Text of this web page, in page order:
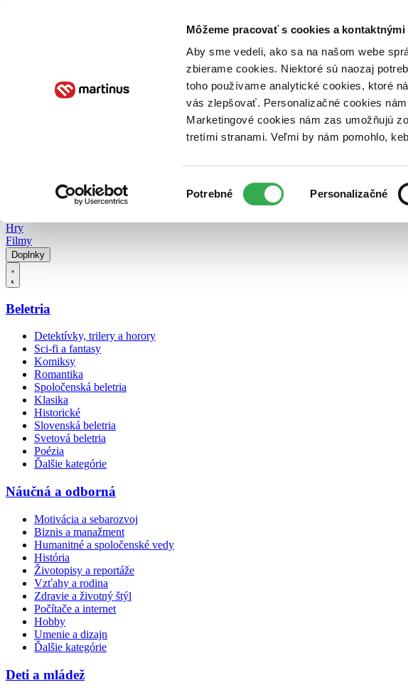
Môžeme pracovať s cookies a
Aby sme vedeli, ako sa na našom webe
zbierame cookies. Niektoré sú naozaj
toho používame analytické cookies, ktoré
vás zlepšovať. Personalizačné cookies
Marketingové cookies nám zas umožňujú
tretími stranami. Veľmi by nám pomohlo,
súhlasu
Potrebné Personalizačné
Poukážky Kontakt
Hry
Filmy
Doplnky
Beletria
Detektívky, trilery a horory
Sci-fi a fantasy
Komiksy
Romantika
Spoločenská beletria
Klasika
Historické
Slovenská beletria
Svetová beletria
Poézia
Ďalšie kategórie
Náučná a odborná
Motivácia a sebarozvoj
Biznis a manažment
Humanitné a spoločenské vedy
História
Životopisy a reportáže
Vzťahy a rodina
Zdravie a životný štýl
Počítače a internet
Hobby
Umenie a dizajn
Ďalšie kategórie
Deti a mládež